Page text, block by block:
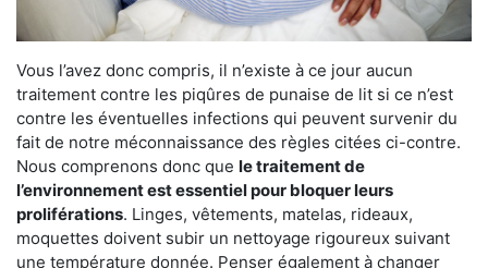
Vous l’avez donc compris, il n’existe à ce jour aucun
traitement contre les piqûres de punaise de lit si ce n’est
contre les éventuelles infections qui peuvent survenir du
fait de notre méconnaissance des règles citées ci-contre.
Nous comprenons donc que le traitement de
l’environnement est essentiel pour bloquer leurs
proliférations. Linges, vêtements, matelas, rideaux,
moquettes doivent subir un nettoyage rigoureux suivant
une température donnée. Penser également à changer